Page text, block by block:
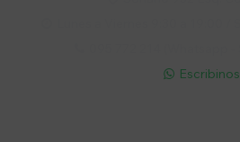
 Escribinos